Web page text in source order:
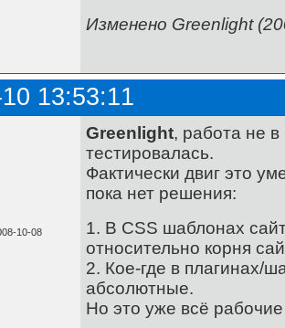
Изменено Greenlight
13:53:11
10-08
Greenlight, работа не
тестировалась.
Фактически двиг это
пока нет решения:
1. В CSS шаблонах
относительно корня
2. Кое-где в плагинах/
абсолютные.
Но это уже всё